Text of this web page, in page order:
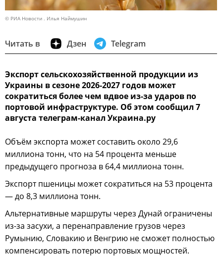
© РИА Новости . Илья Наймушин
Читать в Дзен Telegram
Экспорт сельскохозяйственной продукции из
Украины в сезоне 2026-2027 годов может
сократиться более чем вдвое из-за ударов по
портовой инфраструктуре. Об этом сообщил 7
августа телеграм-канал Украина.ру
Объём экспорта может составить около 29,6
миллиона тонн, что на 54 процента меньше
предыдущего прогноза в 64,4 миллиона тонн.
Экспорт пшеницы может сократиться на 53 процента
— до 8,3 миллиона тонн.
Альтернативные маршруты через Дунай ограничены
из-за засухи, а перенаправление грузов через
Румынию, Словакию и Венгрию не сможет полностью
компенсировать потерю портовых мощностей.